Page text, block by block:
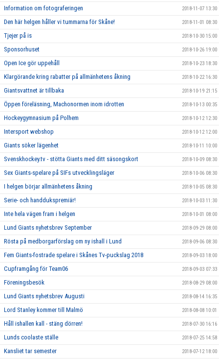
Information om fotograferingen 2018-11-07 13:30
Den här helgen håller vi tummarna för Skåne! 2018-11-01 08:30
Tjejer på is 2018-10-30 15:00
Sponsorhuset 2018-10-26 19:00
Open Ice gör uppehåll 2018-10-23 18:30
Klargörande kring rabatter på allmänhetens åkning 2018-10-22 16:30
Giantsvattnet är tillbaka 2018-10-19 21:15
Öppen föreläsning, Machonormen inom idrotten 2018-10-13 00:35
Hockeygymnasium på Polhem 2018-10-12 12:30
Intersport webshop 2018-10-12 12:00
Giants söker lägenhet 2018-10-11 10:00
Svenskhockey.tv - stötta Giants med ditt säsongskort 2018-10-09 08:30
Sex Giants-spelare på SIFs utvecklingsläger 2018-10-06 08:30
I helgen börjar allmänhetens åkning 2018-10-05 08:30
Serie- och handdukspremiär! 2018-10-03 11:30
Inte hela vägen fram i helgen 2018-10-01 08:00
Lund Giants nyhetsbrev September 2018-09-29 08:00
Rösta på medborgarförslag om ny ishall i Lund 2018-09-06 08:30
Fem Giants-fostrade spelare i Skånes Tv-puckslag 2018 2018-09-03 18:00
Cupframgång för Team06 2018-09-03 07:33
Föreningsbesök 2018-08-29 08:00
Lund Giants nyhetsbrev Augusti 2018-08-14 16:35
Lord Stanley kommer till Malmö 2018-08-08 10:01
Håll ishallen kall - stäng dörren! 2018-07-30 16:16
Lunds coolaste ställe 2018-07-25 14:58
Kansliet tar semester 2018-07-12 18:00